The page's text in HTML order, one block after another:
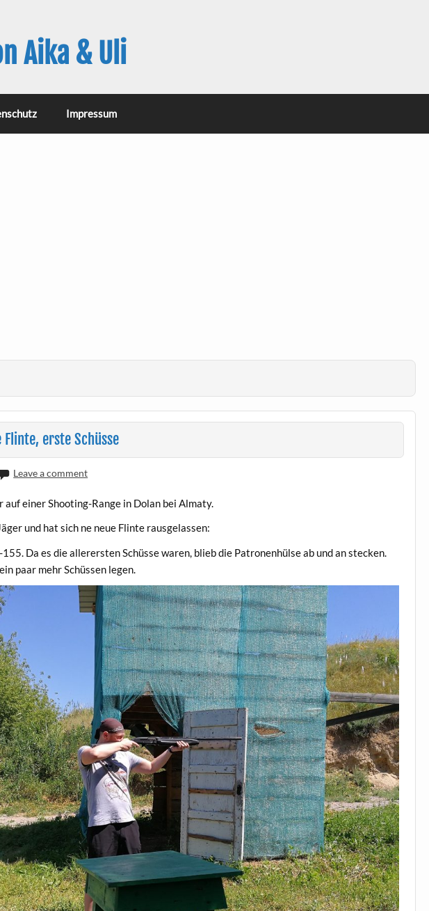
Aika & Uli
Impressum
Flinte, erste Schüsse
Leave a comment
auf einer Shooting-Range in Dolan bei Almaty.
und hat sich ne neue Flinte rausgelassen:
Da es die allerersten Schüsse waren, blieb die Patronenhülse ab und an stecken.
paar mehr Schüssen legen.